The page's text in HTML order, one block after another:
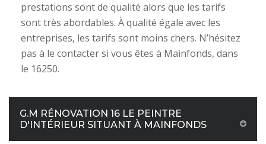
prestations sont de qualité alors que les tarifs
sont très abordables. À qualité égale avec les
entreprises, les tarifs sont moins chers. N’hésitez
pas à le contacter si vous êtes à Mainfonds, dans
le 16250.
G.M RÉNOVATION 16 LE PEINTRE
D'INTÉRIEUR SITUANT À MAINFONDS